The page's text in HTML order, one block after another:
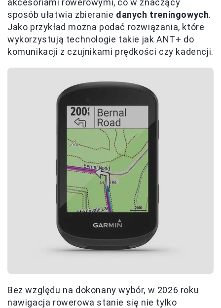
akcesoriami rowerowymi, co w znaczący
sposób ułatwia zbieranie danych treningowych.
Jako przykład można podać rozwiązania, które
wykorzystują technologie takie jak ANT+ do
komunikacji z czujnikami prędkości czy kadencji.
Bez względu na dokonany wybór, w 2026 roku
nawigacja rowerowa stanie się nie tylko